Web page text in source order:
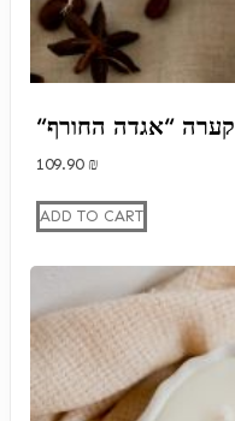
“קערה “אגדה החורף
109.90 ₪
ADD TO CART